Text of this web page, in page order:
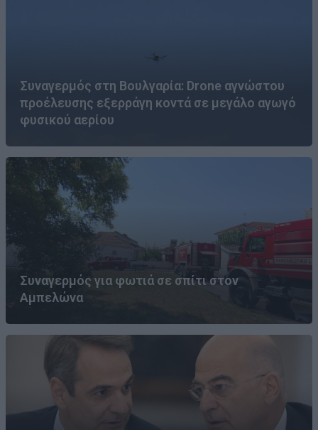
Συναγερμός στη Βουλγαρία: Drone αγνώστου
προέλευσης εξερράγη κοντά σε μεγάλο αγωγό
φυσικού αερίου
Συναγερμός για φωτιά σε σπίτι στον
Αμπελώνα